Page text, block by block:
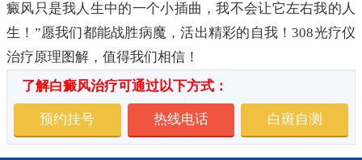
癜风只是我人生中的一个小插曲，我不会让它左右我的人
生！”愿我们都能战胜病魔，活出精彩的自我！308光疗仪
治疗原理图解，值得我们相信！
了解白癜风治疗可通过以下方式：
预约挂号 热线电话 白斑自测